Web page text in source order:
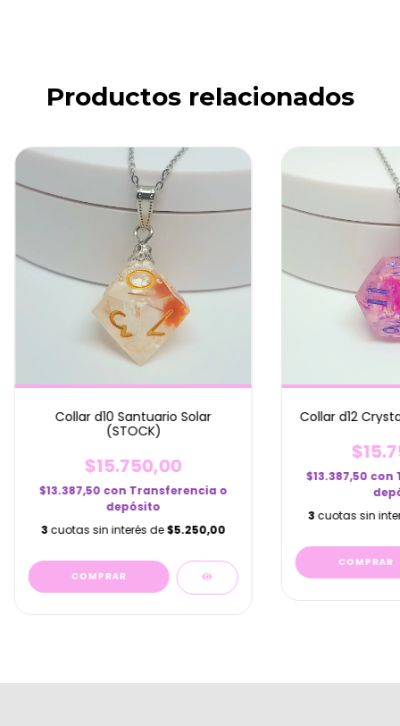
Productos relacionados
Collar d10 Santuario Solar
(STOCK)
$15.750,00
$13.387,50 con Transferencia o
depósito
3 cuotas sin interés de$5.250,00
Collar d12
$13.387,50 con
3 cuotas sin